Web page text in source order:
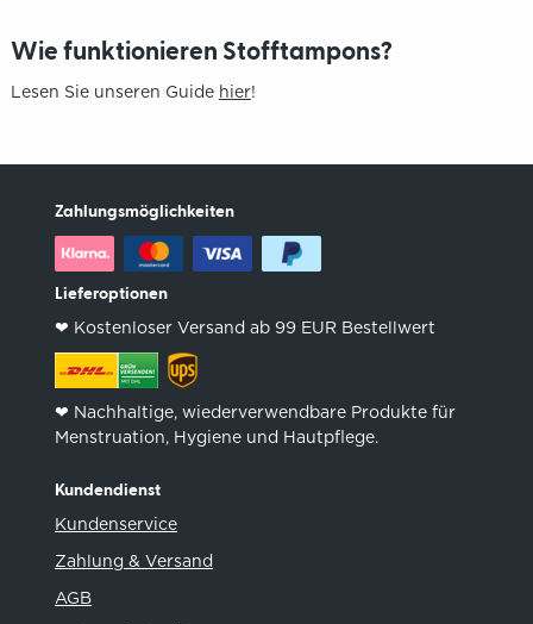
Wie funktionieren Stofftampons?
Lesen Sie unseren Guide hier!
Zahlungsmöglichkeiten
Lieferoptionen
❤︎ Kostenloser Versand ab 99 EUR Bestellwert
❤︎ Nachhaltige, wiederverwendbare Produkte für
Menstruation, Hygiene und Hautpflege.
Kundendienst
Kundenservice
Zahlung & Versand
AGB